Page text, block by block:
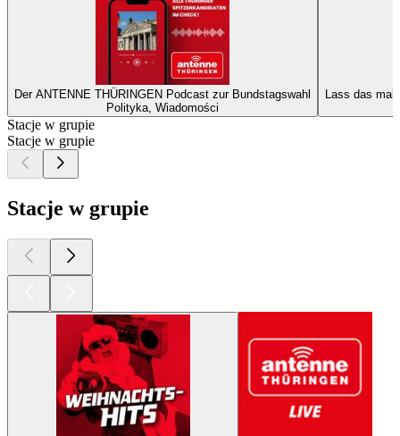
Der ANTENNE THÜRINGEN Podcast zur Bundstagswahl
Polityka, Wiadomości
Lass das
Stacje w grupie
Stacje w grupie
Stacje w grupie